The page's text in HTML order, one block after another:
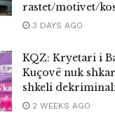
rastet/motivet/
3 DAYS AGO
KQZ: Kryetari i
Kuçovë nuk
shkeli
2 WEEKS AGO